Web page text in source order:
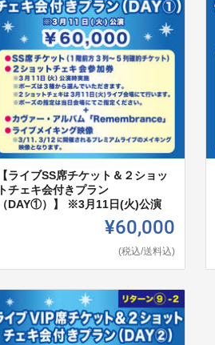
【ライブSS席チケット＆２ショッ
トチェキ会付きプラン
（DAY①）】 ※3月11日(火)公演
¥60,000
(税込/送料込)